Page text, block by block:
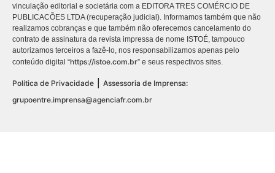
vinculação editorial e societária com a EDITORA TRES COMÉRCIO DE
PUBLICACÕES LTDA (recuperação judicial). Informamos também que não
realizamos cobranças e que também não oferecemos cancelamento do
contrato de assinatura da revista impressa de nome ISTOÉ, tampouco
autorizamos terceiros a fazê-lo, nos responsabilizamos apenas pelo
conteúdo digital “https://istoe.com.br” e seus respectivos sites.
Política de Privacidade
Assessoria de Imprensa:
grupoentre.imprensa@agenciafr.com.br